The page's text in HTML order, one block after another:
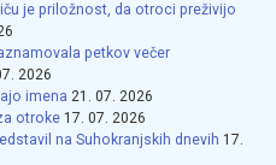
je priložnost, da otroci preživijo
petkov večer
2026
imena 21. 07. 2026
otroke 17. 07. 2026
na Suhokranjskih dnevih 17.